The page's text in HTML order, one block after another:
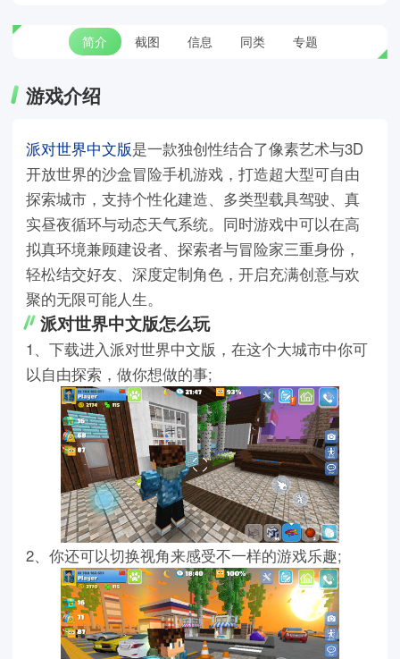
简介 截图 信息 同类 专题
游戏介绍
派对世界中文版是一款独创性结合了像素艺术与3D
开放世界的沙盒冒险手机游戏，打造超大型可自由
探索城市，支持个性化建造、多类型载具驾驶、真
实昼夜循环与动态天气系统。同时游戏中可以在高
拟真环境兼顾建设者、探索者与冒险家三重身份，
轻松结交好友、深度定制角色，开启充满创意与欢
聚的无限可能人生。
派对世界中文版怎么玩
1、下载进入派对世界中文版，在这个大城市中你可
以自由探索，做你想做的事;
2、你还可以切换视角来感受不一样的游戏乐趣;